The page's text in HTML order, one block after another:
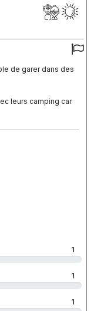
de garer dans des
leurs camping car
1
1
1